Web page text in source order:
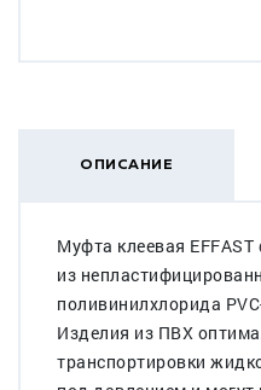
ОПИСАНИЕ
Муфта клеевая EFFAST
из
поливинилхлорида
Изделия из ПВХ
транспортировки